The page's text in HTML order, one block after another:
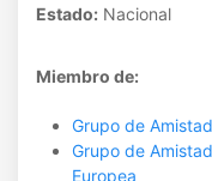
Estado: Nacional
Miembro de:
Grupo de
Grupo de
Europea